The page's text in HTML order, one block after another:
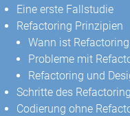
Eine erste Fallstudie
Refactoring Prinzipien
Wann ist
Probleme mit
Refactoring und
Schritte des Refactoring
Codierung ohne